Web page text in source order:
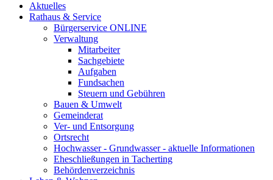
Aktuelles
Rathaus & Service
Bürgerservice ONLINE
Verwaltung
Mitarbeiter
Sachgebiete
Aufgaben
Fundsachen
Steuern und Gebühren
Bauen & Umwelt
Gemeinderat
Ver- und Entsorgung
Ortsrecht
Hochwasser - Grundwasser - aktuelle Informationen
Eheschließungen in Tacherting
Behördenverzeichnis